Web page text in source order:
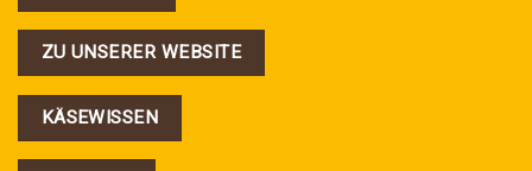
ZU UNSERER WEBSITE
KÄSEWISSEN